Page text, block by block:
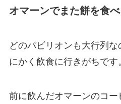
オマーンでまた餅を食
どのパビリオンも大行列
にかく飲食に行きがちです
前に飲んだオマーンのコ